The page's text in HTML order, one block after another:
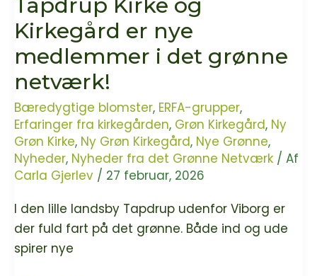
Lauritzen
Tapdrup Kirke og
Kirkegård er nye
medlemmer i det grønne
netværk!
Bæredygtige blomster, ERFA-grupper,
Erfaringer fra kirkegården, Grøn Kirkegård, Ny
Grøn Kirke, Ny Grøn Kirkegård, Nye Grønne,
Nyheder, Nyheder fra det Grønne Netværk / Af
Carla Gjerlev / 27 februar, 2026
I den lille landsby Tapdrup udenfor Viborg er
der fuld fart på det grønne. Både ind og ude
spirer nye